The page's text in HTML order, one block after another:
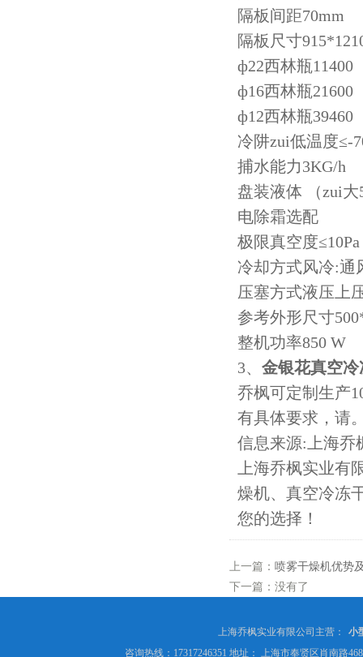
隔板间距70mm
隔板尺寸
ф22西林瓶11400
ф16西林瓶21600
ф12西林瓶39460
冷阱zui低温度≤-
捕水能力3KG/h
盘装液体 （zui大
电除霜选配
极限真空度≤10Pa
冷却方式风冷:
压塞方式液压上
参考外形尺寸
整机功率850 W
3、 金银花真空
乔枫可定制生产
有具体要求，请
信息来源:上海乔
上海乔枫实业有
燥机、真空冷冻
您的选择！
上一篇： 喷雾干燥机优势
下一篇：没有了
上海乔枫实业有限公司主营：
小
咨询热线：17317246351 地址： 上海市奉贤区肖南路